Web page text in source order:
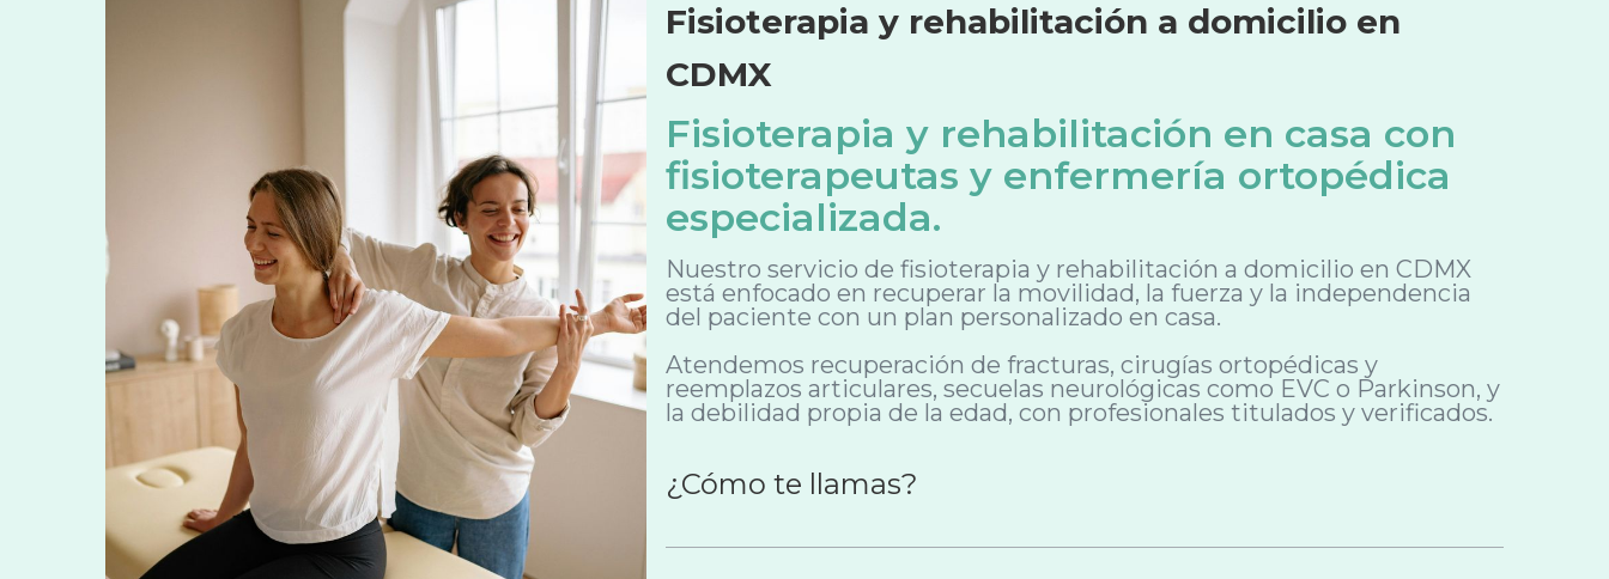
Fisioterapia y rehabilitación a domicilio en
CDMX
Fisioterapia y rehabilitación en casa con
fisioterapeutas y enfermería ortopédica
especializada.
Nuestro servicio de fisioterapia y rehabilitación a domicilio en CDMX
está enfocado en recuperar la movilidad, la fuerza y la independencia
del paciente con un plan personalizado en casa.
Atendemos recuperación de fracturas, cirugías ortopédicas y
reemplazos articulares, secuelas neurológicas como EVC o Parkinson, y
la debilidad propia de la edad, con profesionales titulados y verificados.
¿Cómo te llamas?